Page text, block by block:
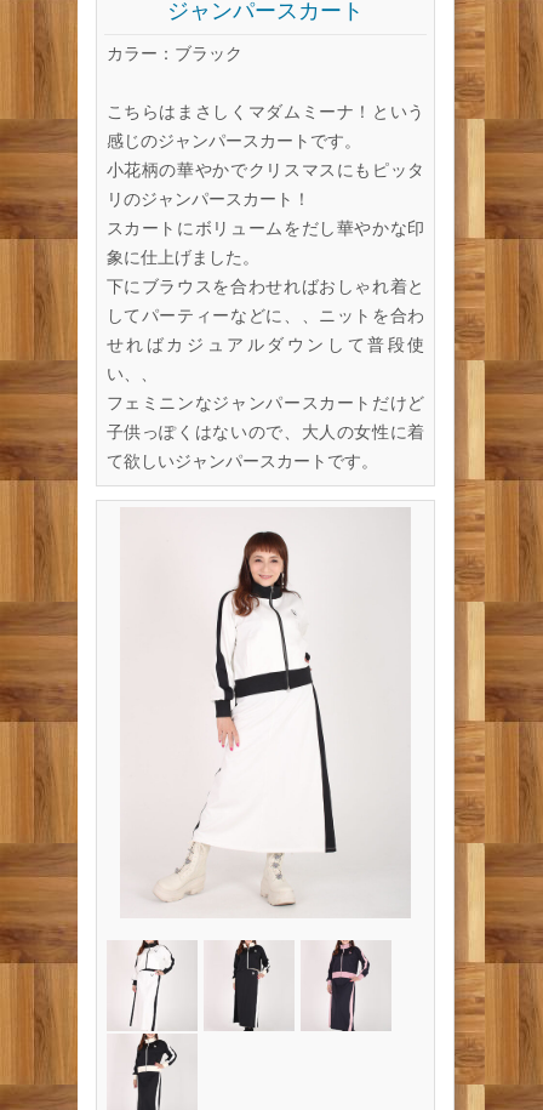
ジャンパースカート
カラー：ブラック
こちらはまさしくマダムミーナ！という
感じのジャンパースカートです。
小花柄の華やかでクリスマスにもピッタ
リのジャンパースカート！
スカートにボリュームをだし華やかな印
象に仕上げました。
下にブラウスを合わせればおしゃれ着と
してパーティーなどに、、ニットを合わ
せればカジュアルダウンして普段使
い、、
フェミニンなジャンパースカートだけど
子供っぽくはないので、大人の女性に着
て欲しいジャンパースカートです。